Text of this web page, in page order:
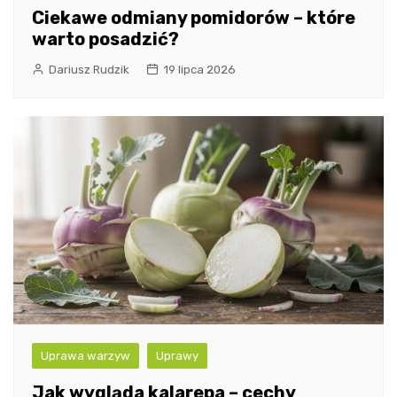
Ciekawe odmiany pomidorów – które
warto posadzić?
Dariusz Rudzik 19 lipca 2026
Uprawa warzyw Uprawy
Jak wygląda kalarepa – cechy